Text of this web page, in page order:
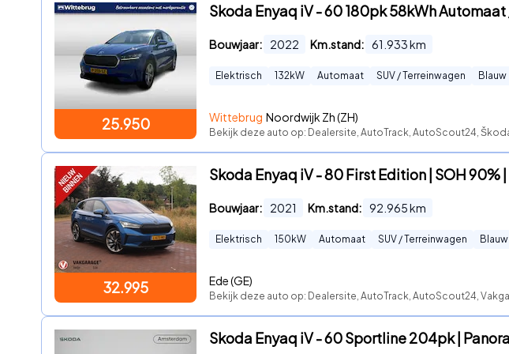
25.950
Skoda Enyaq iV - 60 180pk 58kWh
Bouwjaar: 2022 Km.stand: 61.933km
Elektrisch 132kW Automaat SUV / Terreinwagen Blauw
Wittebrug Noordwijk Zh (ZH)
Bekijk deze auto op: Dealersite, AutoTrack, AutoScout24,
32.995
Skoda Enyaq iV - 80 First Edition | SOH 90%
Bouwjaar: 2021 Km.stand: 92.965km
Elektrisch 150 kW Automaat SUV / Terreinwagen Blauw
Ede (GE)
Bekijk deze auto op: Dealersite, AutoTrack, AutoScout24,
Skoda Enyaq iV - 60 Sportline 204pk |